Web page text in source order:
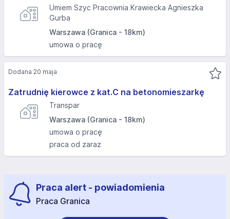
Umiem Szyc Pracownia Krawiecka Agnieszka
Gurba
Warszawa (Granica - 18km)
umowa o pracę
Zatrudnię kierowce z kat.C na betonomieszarkę
Transpar
Warszawa (Granica - 18km)
umowa o pracę
praca od zaraz
Dodana 20 maja
Praca alert - powiadomienia
Praca Granica